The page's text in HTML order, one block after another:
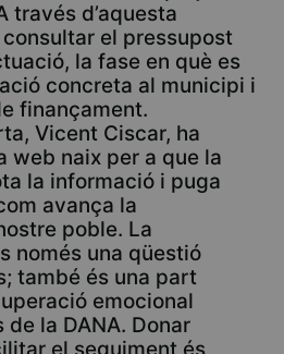
través d’aquesta
el pressupost
la fase en què es
concreta al municipi i
finançament.
Vicent Ciscar, ha
web naix per a que la
la informació i puga
avança la
poble. La
només una qüestió
també és una part
emocional
la DANA. Donar